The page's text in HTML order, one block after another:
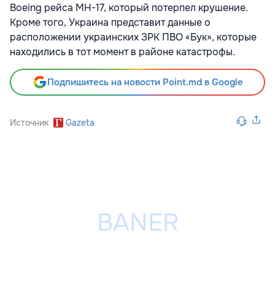
Boeing рейса МН-17, который потерпел крушение.
Кроме того, Украина представит данные о
расположении украинских ЗРК ПВО «Бук», которые
находились в тот момент в районе катастрофы.
Подпишитесь на новости Point.md в Google
Источник Gazeta